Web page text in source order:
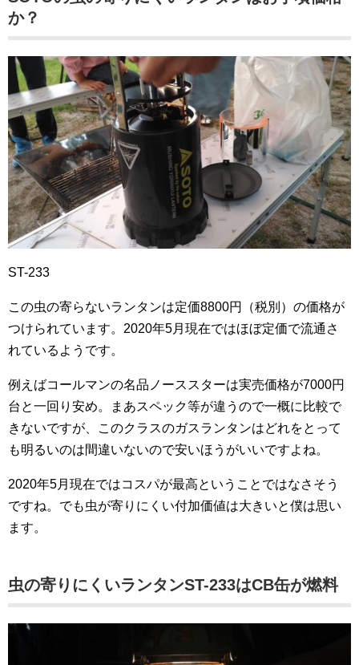
か？
ST-233
この虫の寄らないランタンは定価8800円（税別）の価格が
つけられています。2020年5月現在ではほぼ定価で流通さ
れているようです。
例えばコールマンの名品ノーススターは実売価格が7000円
台と一回り安め。まあスペック等が違うので一概に比較で
きないですが、このクラスのガスランタンはどれをとって
も明るいのは間違いないので安いほうがいいですよね。
2020年5月現在ではコスパが最高ということではなさそう
ですね。でも虫が寄りにくい付加価値は大きいと僕は思い
ます。
虫の寄りにくいランタンST-233はCB缶が燃料